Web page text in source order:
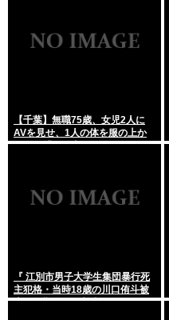
【千葉】無職75歳、女児2人に
AVを見せ、1人の体を服の上か
ら触る「服の上からぺろっと触
『 江別市男子大学生集団暴行死
主犯格・当時18歳の川口侑斗被
告に無期懲役の判決』 昨日この